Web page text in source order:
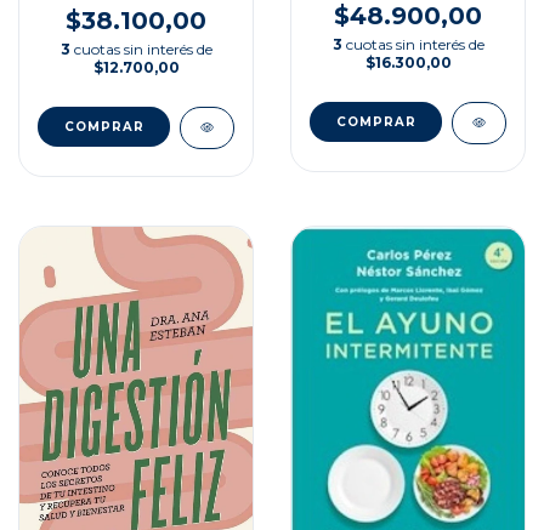
$38.100,00
3 cuotas sin interés de
$12.700,00
$48.900,00
3 cuotas sin interés de
$16.300,00